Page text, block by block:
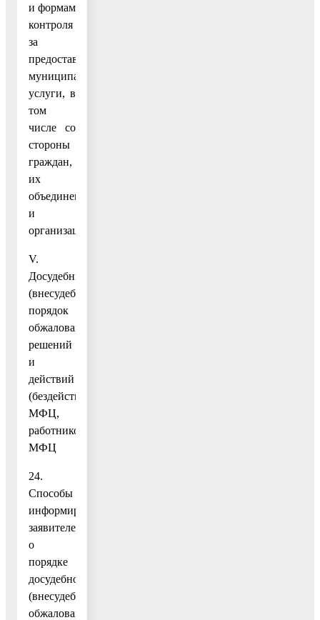
и формам
контроля
за
предоставлением
муниципальной
услуги, в
том
числе со
стороны
граждан,
их
объединений
и
организаций
V.
Досудебный
(внесудебный)
порядок
обжалования
решений
и
действий
(бездействия)
МФЦ,
работников
МФЦ
24.
Способы
информирования
заявителей
о
порядке
досудебного
(внесудебного)
обжалования